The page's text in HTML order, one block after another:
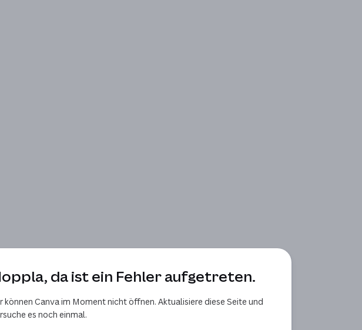
da ist ein Fehler aufgetreten.
können Canva im Moment nicht öffnen. Aktualisiere diese Seite und
es noch einmal.